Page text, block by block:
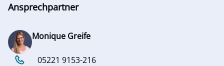
Ansprechpartner
Monique Greife
05221 9153-216